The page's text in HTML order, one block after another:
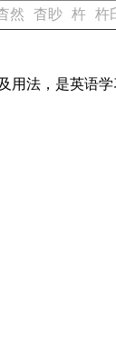
然 杳眇 杵 杵
法，是英语学